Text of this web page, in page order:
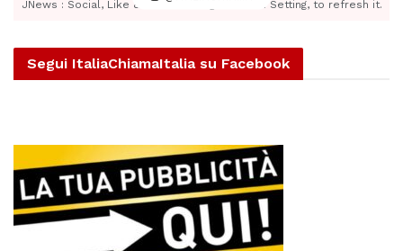
JNews : Social, Like & View > Instagram Feed Setting, to refresh it.
Segui ItaliaChiamaItalia su Facebook